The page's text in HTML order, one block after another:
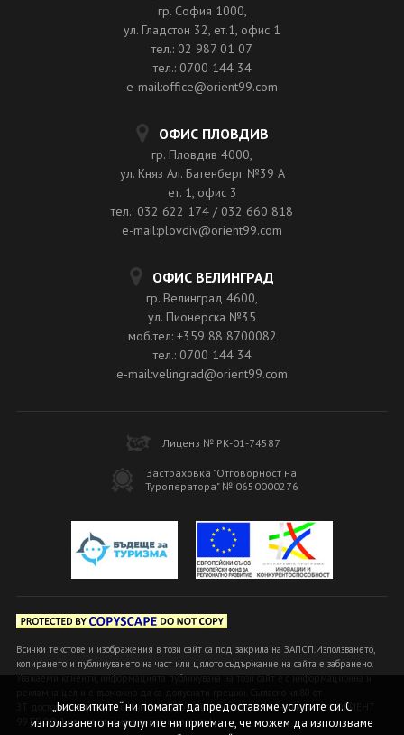
гр. София 1000,
ул. Гладстон 32, ет.1, офис 1
тел.: 02 987 01 07
тел.: 0700 144 34
e-mail:office@orient99.com
ОФИС ПЛОВДИВ
гр. Пловдив 4000,
ул. Княз Ал. Батенберг №39 A
ет. 1, офис 3
тел.: 032 622 174 / 032 660 818
e-mail:plovdiv@orient99.com
ОФИС ВЕЛИНГРАД
гр. Велинград 4600,
ул. Пионерска №35
моб.тел: +359 88 8700082
тел.: 0700 144 34
e-mail:velingrad@orient99.com
Лиценз № РК-01-74587
Застраховка "Отговорност на
Туроператора" № 0650000276
Всички текстове и изображения в този сайт са под закрила на ЗАПСП.Използването,
копирането и публикуването на част или цялото съдържание на сайта е забранено.
Уважаеми клиенти, информацията публикувана на този сайт е с информационна и
ЗТ достоверна и вярна се счита информацията, предоставена в офисите ОРИЕНТ
99 БГ ООД или на оторизираните ни агенти!
„Бисквитките“ ни помагат да предоставяме услугите си. С
използването на услугите ни приемате, че можем да използваме